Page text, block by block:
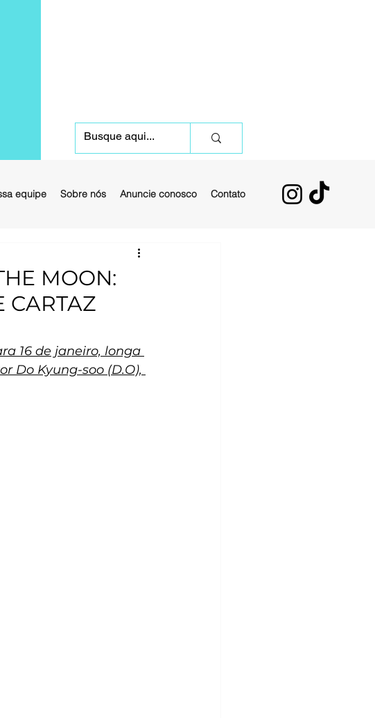
equipe Sobre nós Anuncie conosco Contato
MOON:
CARTAZ
16 de janeiro, longa
Do Kyung-soo (D.O),